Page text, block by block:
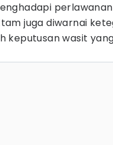
juga diwarnai
keputusan wasit